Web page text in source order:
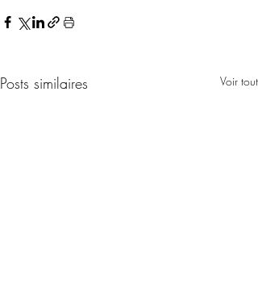
Posts similaires Voir tout